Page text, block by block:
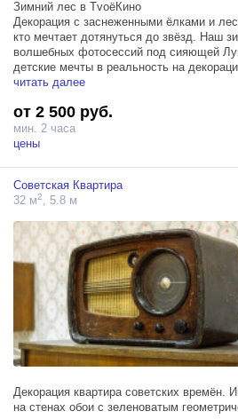
Зимний лес в ТvоёКино
Декорация с заснеженными ёлками и
кто мечтает дотянуться до звёзд. Наш
волшебных фотосессий под сияющей
детские мечты в реальность на
читать далее
от 2 500 руб.
мин. 2 часа
цены
Советская Квартира
32 м2 , 5.8 м
Декорация квартира советских времён.
на стенах обои с зеленоватым